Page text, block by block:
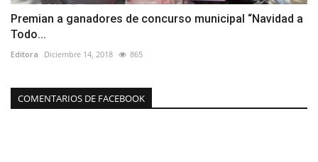
Premian a ganadores de concurso municipal “Navidad a
Todo...
Editora Diciembre 14, 2018 865
COMENTARIOS DE FACEBOOK